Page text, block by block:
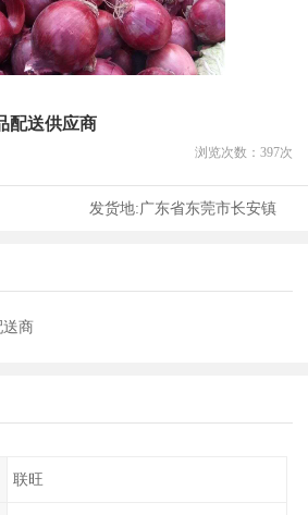
配送供应商
浏览次数： 397次
发货地:广东省东莞市长安镇
送商
联旺